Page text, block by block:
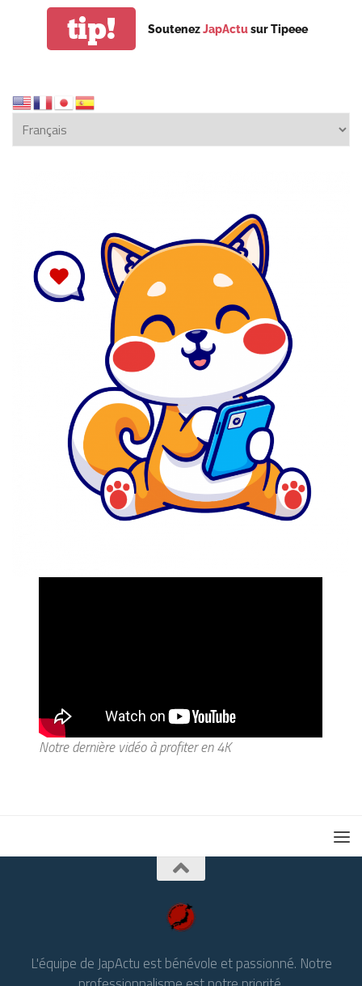
tip! SoutenezJapActusur Tipeee
Notre dernière vidéo à profiter en 4K
L'équipe de JapActu est bénévole et passionné. Notre